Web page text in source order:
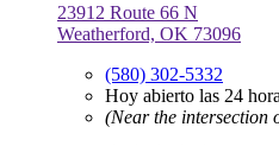
23912 Route 66 N
Weatherford, OK 73096
(580) 302-5332
Hoy abierto las 24
(Near the intersection